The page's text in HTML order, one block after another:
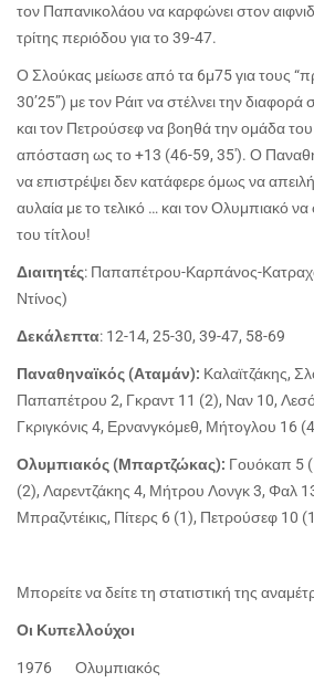
τον Παπανικολάου να καρφώνει στον
τρίτης περιόδου για το 39-47.
Ο Σλούκας μείωσε από τα 6μ75 για τους
30’25”) με τον Ράιτ να στέλνει την
και τον Πετρούσεφ να βοηθά την ομάδα του
απόσταση ως το +13 (46-59, 35′). Ο
να επιστρέψει δεν κατάφερε όμως να
αυλαία με το τελικό … και τον Ολυμπιακό
του τίτλου!
Διαιτητές: Παπαπέτρου-Καρπάνος-
Ντίνος)
Δεκάλεπτα: 12-14, 25-30, 39-47, 58-69
Παναθηναϊκός (Αταμάν): Καλαϊτζάκης,
Παπαπέτρου 2, Γκραντ 11 (2), Ναν 10,
Γκριγκόνις 4, Ερνανγκόμεθ, Μήτογλου 16
Ολυμπιακός (Μπαρτζώκας): Γουόκαπ 5
(2), Λαρεντζάκης 4, Μήτρου Λονγκ 3, Φαλ
Μπραζντέικις, Πίτερς 6 (1), Πετρούσεφ 10
Μπορείτε να δείτε τη στατιστική της
Οι Κυπελλούχοι
1976 Ολυμπιακός